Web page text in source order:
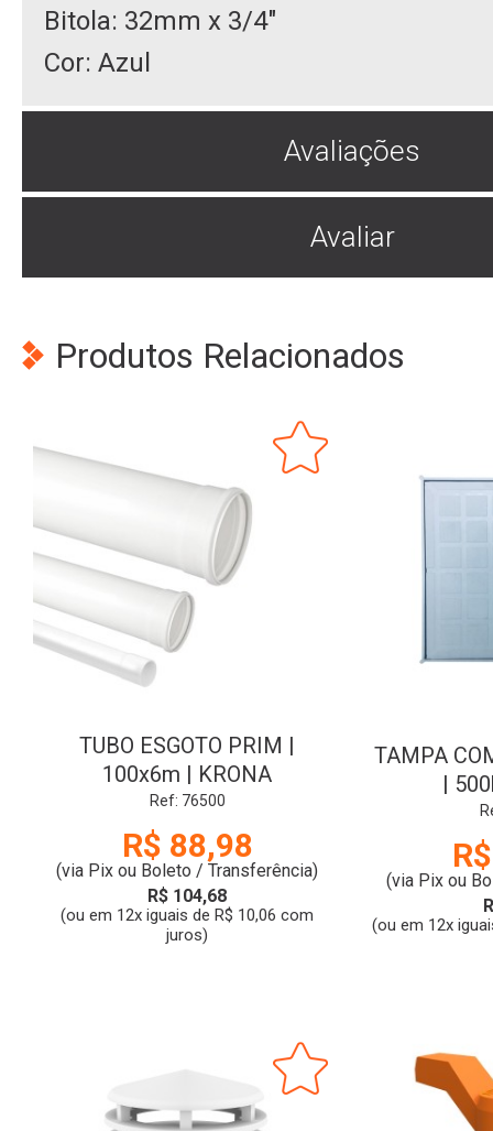
Bitola: 32mm x 3/4"
Cor: Azul
Avaliações
Avaliar
Produtos Relacionados
TUBO ESGOTO PRIM |
100x6m | KRONA
Ref: 76500
R$ 88,98
(via Pix ou Boleto / Transferência)
R$ 104,68
(ou em 12x iguais de R$ 10,06 com
juros)
TAMPA
|
(via Pix ou
(ou em 12x